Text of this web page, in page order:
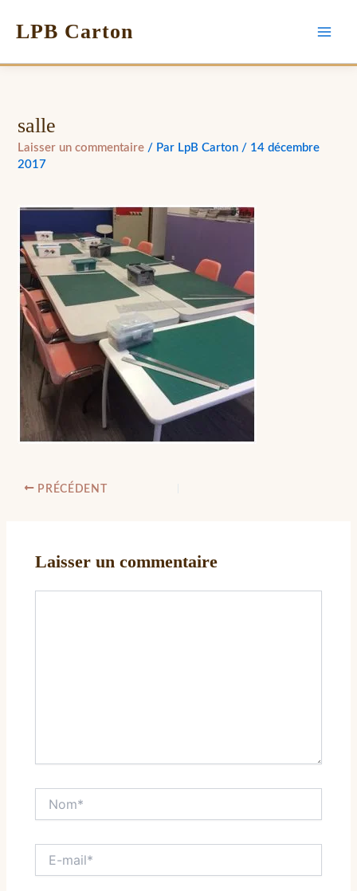
LPB Carton
salle
Laisser un commentaire / Par LpB Carton / 14 décembre
2017
PRÉCÉDENT
Laisser un commentaire